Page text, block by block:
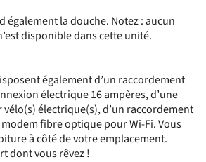
également la douche. Notez : aucun
disponible dans cette unité.
également d’un raccordement
électrique 16 ampères, d’une
électrique(s), d’un raccordement
modem fibre optique pour Wi-Fi. Vous
à côté de votre emplacement.
dont vous rêvez !